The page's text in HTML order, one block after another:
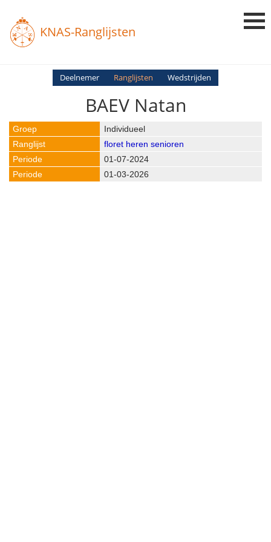
KNAS-Ranglijsten
Login
Deelnemer Ranglijsten Wedstrijden
BAEV Natan
Individueel
floret heren senioren
01-07-2024
01-03-2026